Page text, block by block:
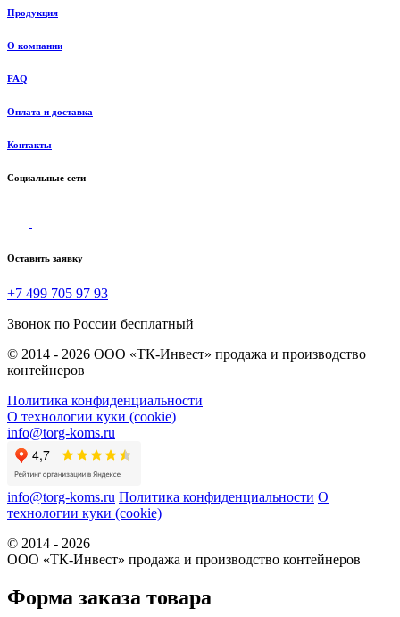
Продукция
О компании
FAQ
Оплата и доставка
Контакты
Социальные сети
Оставить заявку
+7 499 705 97 93
Звонок по России бесплатный
© 2014 - 2026 ООО «ТК-Инвест» продажа и производство
контейнеров
Политика конфиденциальности
О технологии куки (cookie)
info@torg-koms.ru
info@torg-koms.ru Политика конфиденциальности О
технологии куки (cookie)
© 2014 - 2026
ООО «ТК-Инвест» продажа и производство контейнеров
Форма заказа товара